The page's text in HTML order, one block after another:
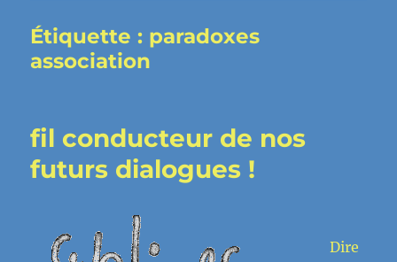
Étiquette : paradoxes
association
fil conducteur de nos
futurs dialogues !
Dire